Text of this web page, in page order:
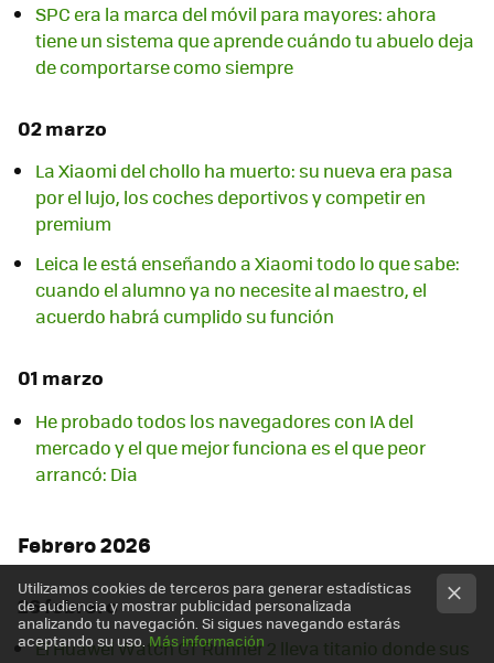
SPC era la marca del móvil para mayores: ahora
tiene un sistema que aprende cuándo tu abuelo deja
de comportarse como siempre
02 marzo
La Xiaomi del chollo ha muerto: su nueva era pasa
por el lujo, los coches deportivos y competir en
premium
Leica le está enseñando a Xiaomi todo lo que sabe:
cuando el alumno ya no necesite al maestro, el
acuerdo habrá cumplido su función
01 marzo
He probado todos los navegadores con IA del
mercado y el que mejor funciona es el que peor
arrancó: Dia
Febrero 2026
26 febrero
El Huawei Watch GT Runner 2 lleva titanio donde sus
Utilizamos cookies de terceros para generar estadísticas
de audiencia y mostrar publicidad personalizada
analizando tu navegación. Si sigues navegando estarás
aceptando su uso.Más información